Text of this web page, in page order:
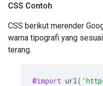
CSS Contoh
CSS berikut merender
warna tipografi yang
terang.
@import url (